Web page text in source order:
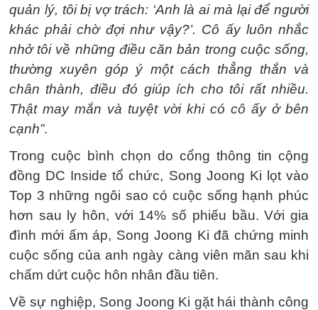
quản lý, tôi bị vợ trách: ‘Anh là ai mà lại để người
khác phải chờ đợi như vậy?’. Cô ấy luôn nhắc
nhở tôi về những điều căn bản trong cuộc sống,
thường xuyên góp ý một cách thẳng thắn và
chân thành, điều đó giúp ích cho tôi rất nhiều.
Thật may mắn và tuyệt vời khi có cô ấy ở bên
cạnh”.
Trong cuộc bình chọn do cổng thông tin cộng
đồng DC Inside tổ chức, Song Joong Ki lọt vào
Top 3 những ngôi sao có cuộc sống hạnh phúc
hơn sau ly hôn, với 14% số phiếu bầu. Với gia
đình mới ấm áp, Song Joong Ki đã chứng minh
cuộc sống của anh ngày càng viên mãn sau khi
chấm dứt cuộc hôn nhân đầu tiên.
Về sự nghiệp, Song Joong Ki gặt hái thành công